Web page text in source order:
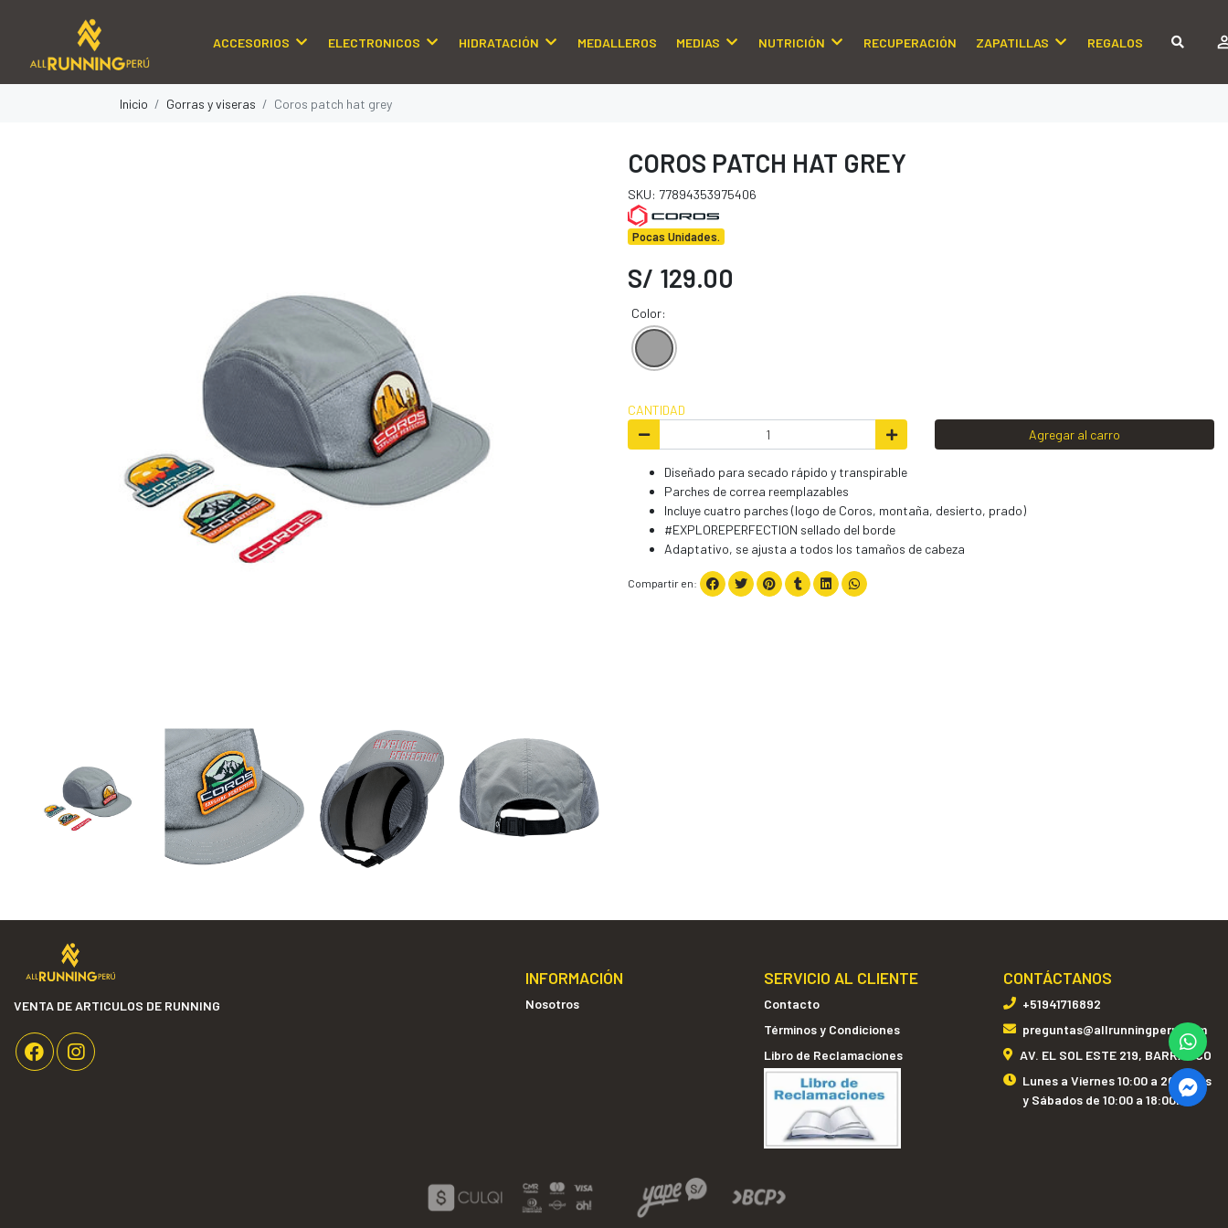
ACCESORIOS ELECTRONICOS HIDRATACIÓN MEDALLEROS MEDIAS NUTRICIÓN RECUPERACIÓN ZAPATILLAS REGALOS
Inicio Gorras y viseras Coros patch hat grey
COROS PATCH HAT GREY
SKU: 77894353975406
Pocas Unidades.
S/ 129.00
Color:
CANTIDAD
Agregar al carro
Diseñado para secado rápido y transpirable
Parches de correa reemplazables
Incluye cuatro parches (logo de Coros, montaña, desierto, prado)
#EXPLOREPERFECTION sellado del borde
Adaptativo, se ajusta a todos los tamaños de cabeza
Compartir en:
VENTA DE ARTICULOS DE RUNNING
INFORMACIÓN
Nosotros
SERVICIO AL CLIENTE
Contacto
Términos y Condiciones
Libro de Reclamaciones
CONTÁCTANOS
+51941716892
preguntas@allrunningperu.com
AV. EL SOL ESTE 219, BARRANCO
Lunes a Viernes 10:00 a 20:00hrs
y Sábados de 10:00 a 18:00hrs